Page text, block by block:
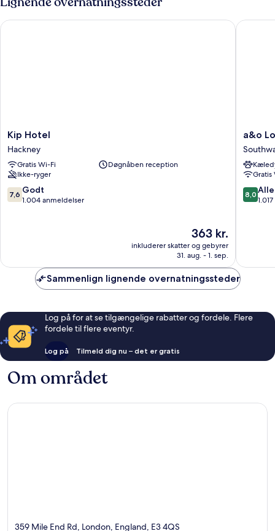
Kip
Hotel
Hackney
Kip Hotel
Hackney
Gratis Wi-Fi
Døgnåben reception
Ikke-ryger
7.6
ud
7,6 Godt
1.004 anmeldelser
Prisen
363 kr.
363 kr.
inkluderer skatter og gebyrer
31. aug. - 1. sep.
Kip Hotel
a&o
London
a&o
Gratis
8.0
ud
8,0
a&o
Sammenlign lignende overnatningssteder
Log på for at se tilgængelige rabatter og fordele. Flere
fordele til flere eventyr.
Log på Tilmeld dig nu – det er gratis
Om området
359 Mile End Rd, London, England, E3 4QS